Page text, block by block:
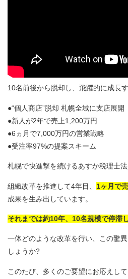
10名前後から脱却し、飛躍的に成長
●“個人商店”脱却 札幌全域に支店展開
●新人が2年で売上1,200万円
●6ヵ月で7,000万円の営業戦略
●受注率97%の提案スキーム
札幌で快進撃を続けるあすか税理士法
組織改革を推進して4年目、 1ヶ月で
成果を生み出しています。
それまでは約10年、10名規模で停滞
一体どのような改革を行い、この驚
しょうか?
このたび、多くのご要望にお応えし